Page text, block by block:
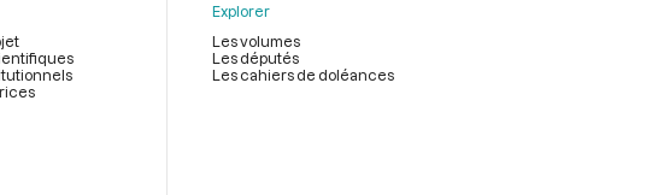
Explorer
Les volumes
Les députés
Les cahiers de doléances